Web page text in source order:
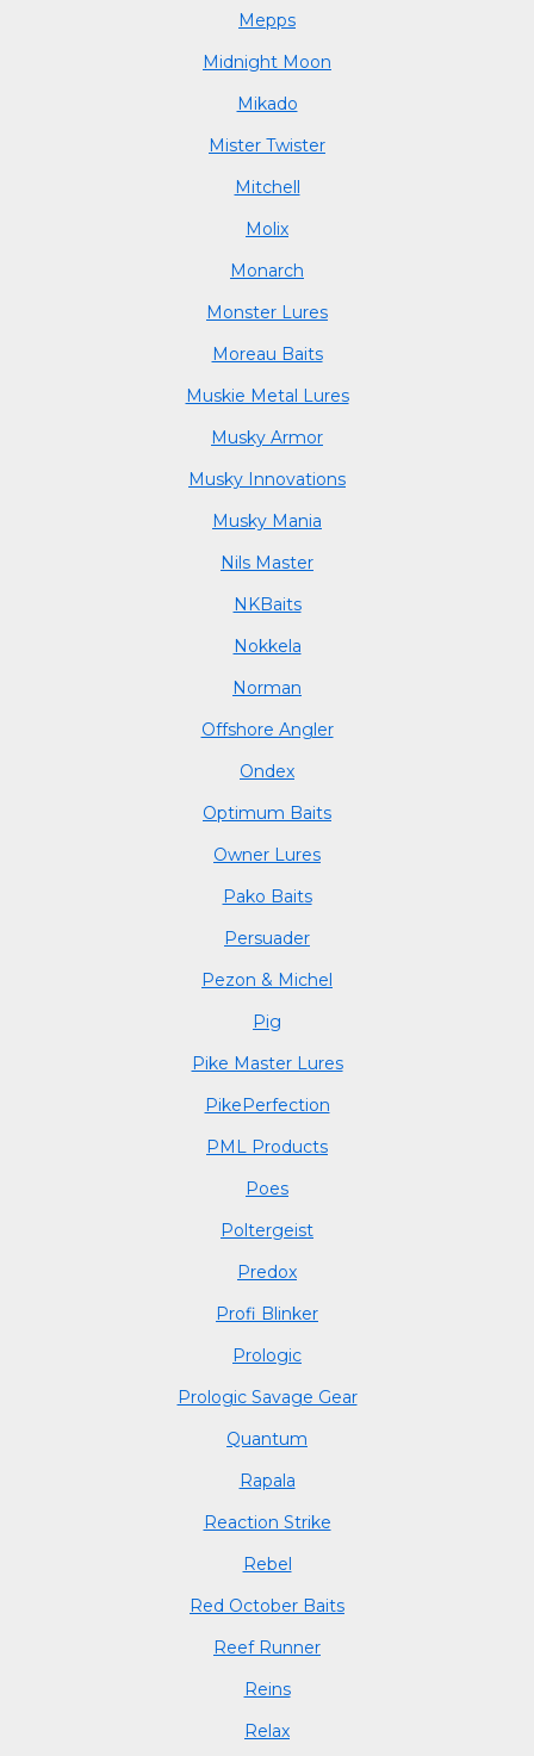
Mepps
Midnight Moon
Mikado
Mister Twister
Mitchell
Molix
Monarch
Monster Lures
Moreau Baits
Muskie Metal Lures
Musky Armor
Musky Innovations
Musky Mania
Nils Master
NKBaits
Nokkela
Norman
Offshore Angler
Ondex
Optimum Baits
Owner Lures
Pako Baits
Persuader
Pezon & Michel
Pig
Pike Master Lures
PikePerfection
PML Products
Poes
Poltergeist
Predox
Profi Blinker
Prologic
Prologic Savage Gear
Quantum
Rapala
Reaction Strike
Rebel
Red October Baits
Reef Runner
Reins
Relax